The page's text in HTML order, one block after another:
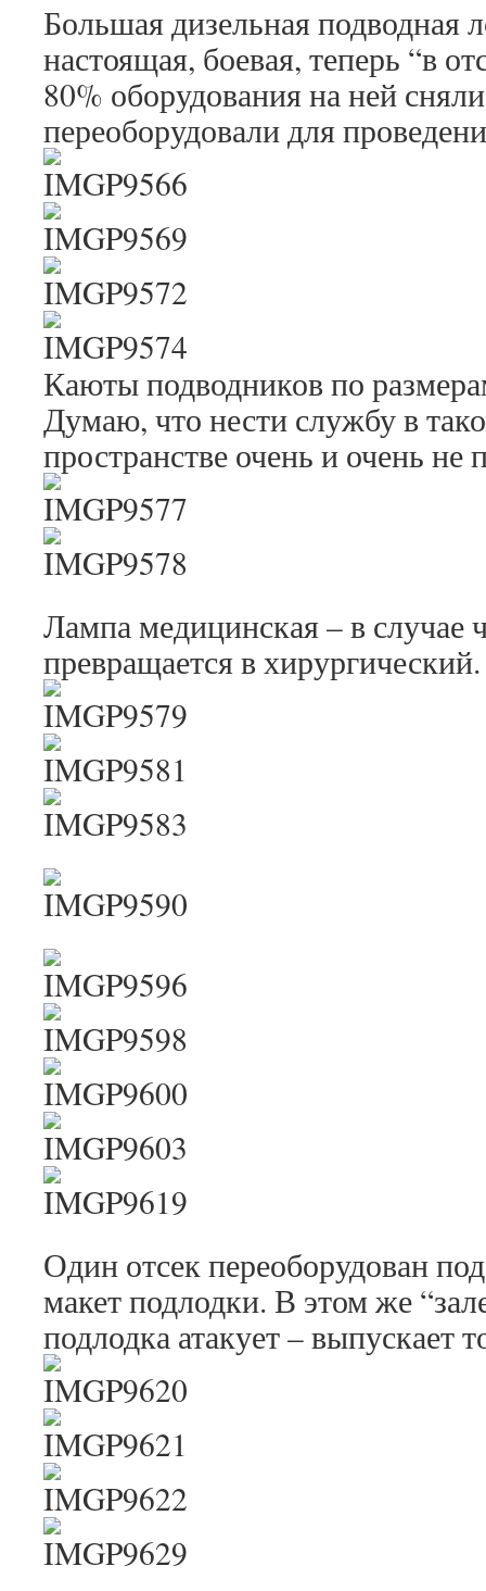
Большая дизельная подводная
настоящая, боевая, теперь “в
80% оборудования на ней
переоборудовали для
Каюты подводников по
Думаю, что нести службу в
пространстве очень и очень не
Лампа медицинская – в случае
превращается в хирургический.
Один отсек переоборудован
макет подлодки. В этом же
подлодка атакует – выпускает